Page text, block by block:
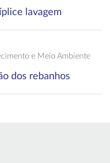
lavagem
e Meio Ambiente
dos rebanhos